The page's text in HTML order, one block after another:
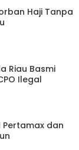
Haji Tanpa
Riau Basmi
Ilegal
Pertamax dan